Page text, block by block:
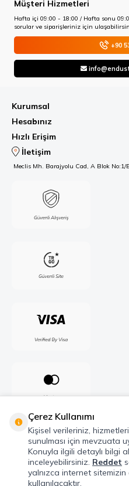
Müşteri Hizmetleri
Hafta içi 09:00 - 18:00 / Hafta sonu
sorular ve siparişleriniz için
+90
Kurumsal
Hesabınız
Hızlı Erişim
İletişim
Meclis Mh. Barajyolu Cad, A Blok
Çerez Kullanımı
Kişisel verileriniz,
sunulması için mevzuata
Konuyla ilgili detaylı bilgi
inceleyebilirsiniz. Reddet
yalnızca internet sitemizin
kullanılacaktır.